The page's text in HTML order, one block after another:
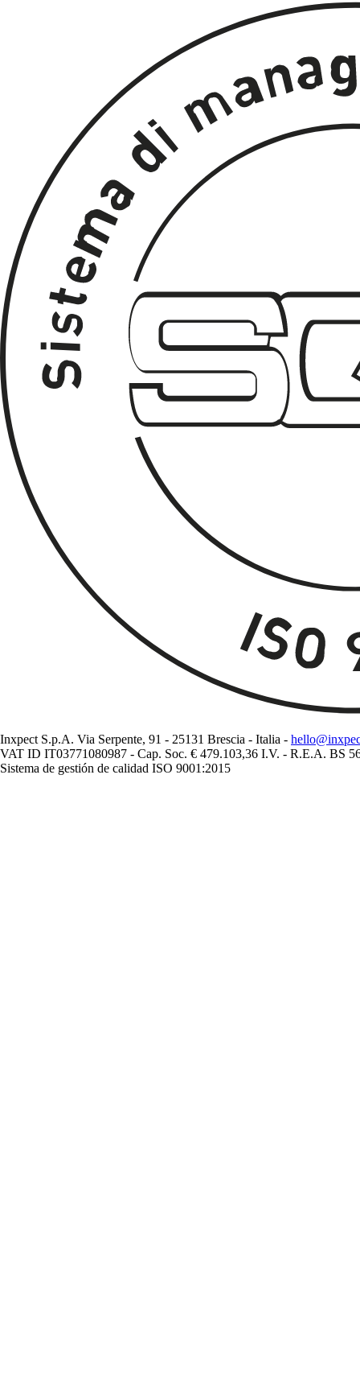
Inxpect S.p.A. Via Serpente, 91 - 25131 Brescia - Italia -
VAT ID IT03771080987 - Cap. Soc. € 479.103,36 I.V. - R.E.A. BS
Sistema de gestión de calidad ISO 9001:2015